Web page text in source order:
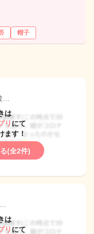
帽子
…
は
リ にて
ます！
(全2件)
は
リ にて